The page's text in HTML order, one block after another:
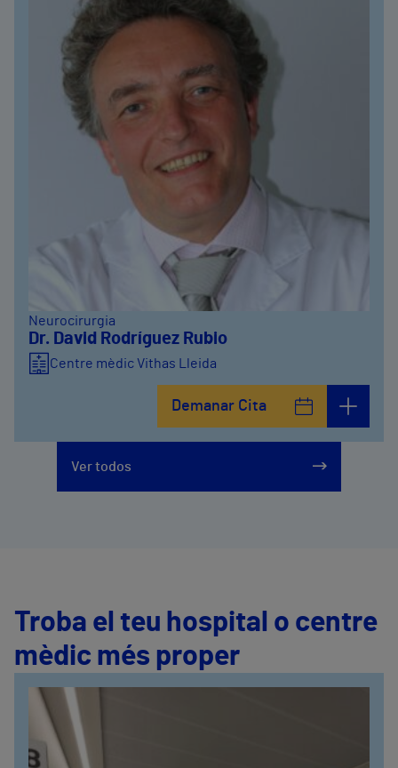
Neurocirurgia
Dr. David Rodríguez Rubio
Centre mèdic Vithas Lleida
Demanar Cita
Ver todos
Troba el teu hospital o centre
mèdic més proper